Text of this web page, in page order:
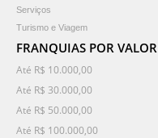
Serviços
Turismo e Viagem
FRANQUIAS POR VALOR
Até R$ 10.000,00
Até R$ 30.000,00
Até R$ 50.000,00
Até R$ 100.000,00